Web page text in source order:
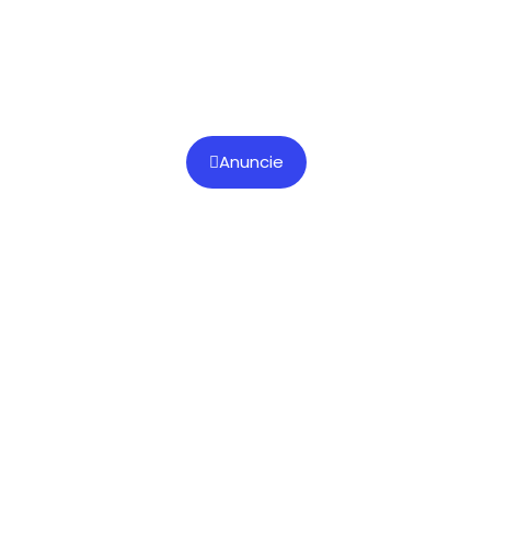
Anuncie